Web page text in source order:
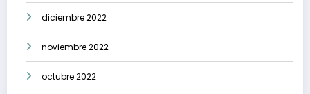
diciembre 2022
noviembre 2022
octubre 2022